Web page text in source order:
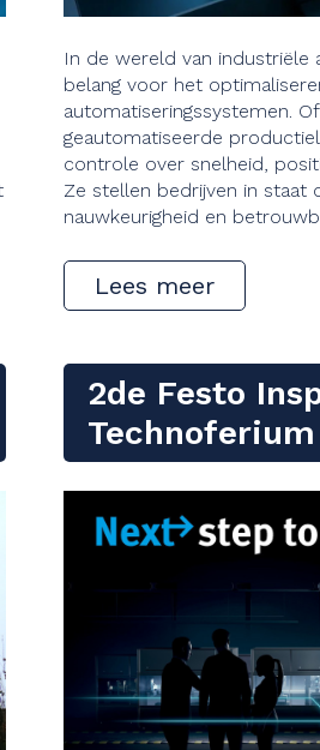
In de wereld van industriële
belang voor het
automatiseringssystemen.
geautomatiseerde
controle over snelheid,
Ze stellen bedrijven in staat
nauwkeurigheid en
Lees meer
2de Festo
Technoferium